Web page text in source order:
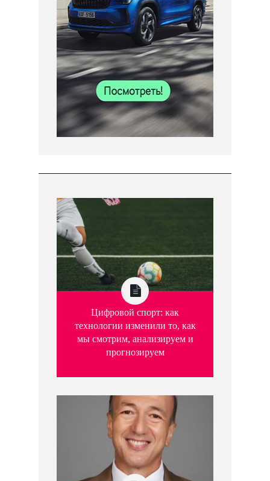
Цифровой спорт: как
технологии изменили то, как
мы смотрим, анализируем и
прогнозируем